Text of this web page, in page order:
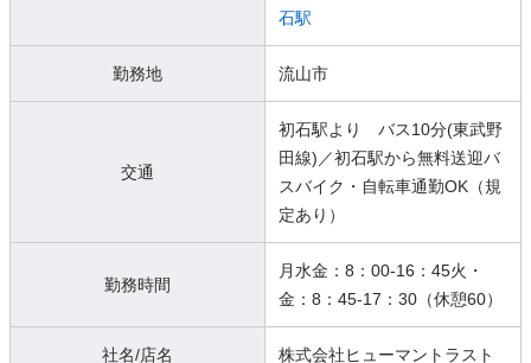
石駅
勤務地 流山市
交通
初石駅より バス10分(東武野
田線)／初石駅から無料送迎バ
スバイク・自転車通勤OK（規
定あり）
勤務時間
月水金：8：00-16：45火・
金：8：45-17：30（休憩60）
社名/店名 株式会社ヒューマントラスト